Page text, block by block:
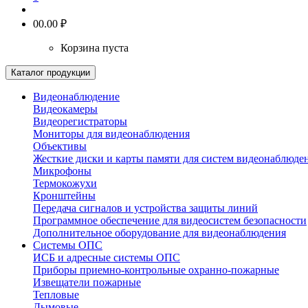
00.00 ₽
Корзина пуста
Каталог продукции
Видеонаблюдение
Видеокамеры
Видеорегистраторы
Мониторы для видеонаблюдения
Объективы
Жесткие диски и карты памяти для систем
Микрофоны
Термокожухи
Кронштейны
Передача сигналов и устройства защиты линий
Программное обеспечение для видеосистем безопасности
Дополнительное оборудование для видеонаблюдения
Системы ОПС
ИСБ и адресные системы ОПС
Приборы приемно-контрольные охранно-пожарные
Извещатели пожарные
Тепловые